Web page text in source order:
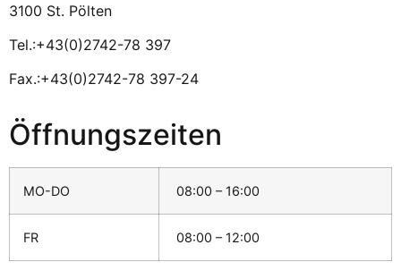
3100 St. Pölten
Tel.:+43(0)2742-78 397
Fax.:+43(0)2742-78 397-24
Öffnungszeiten
MO-DO 08:00 – 16:00
FR 08:00 – 12:00